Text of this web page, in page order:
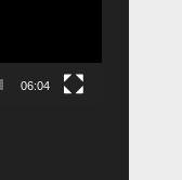
06:04